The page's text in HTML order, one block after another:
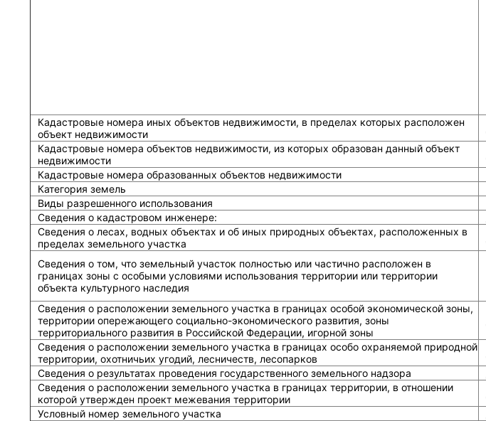
Кадастровые номера иных объектов недвижимости, в пределах которых расположен
объект недвижимости
Кадастровые номера объектов недвижимости, из которых образован данный объект
недвижимости
Кадастровые номера образованных объектов недвижимости
Категория земель
Виды разрешенного использования
Сведения о кадастровом инженере:
Cведения о лесах, водных объектах и об иных природных объектах, расположенных в
пределах земельного участка
Сведения о том, что земельный участок полностью или частично расположен в
границах зоны с особыми условиями использования территории или территории
объекта культурного наследия
Сведения о расположении земельного участка в границах особой экономической зоны,
территории опережающего социально-экономического развития, зоны
территориального развития в Российской Федерации, игорной зоны
Сведения о расположении земельного участка в границах особо охраняемой природной
территории, охотничьих угодий, лесничеств, лесопарков
Сведения о результатах проведения государственного земельного надзора
Сведения о расположении земельного участка в границах территории, в отношении
которой утвержден проект межевания территории
Условный номер земельного участка